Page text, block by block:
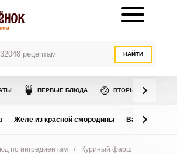
НАЙТИ
🍵 ПЕРВЫЕ БЛЮДА 🍲 ВТОРЫЕ БЛЮДА
Желе из красной смородины Варенье из
по ингредиентам /
Куриный фарш